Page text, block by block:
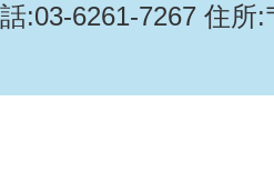
:03-6261-7267 住所